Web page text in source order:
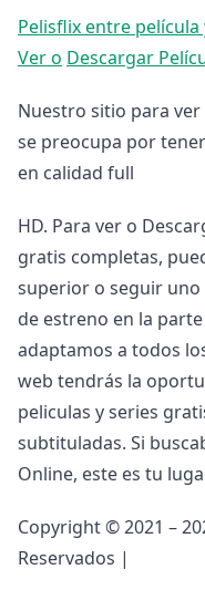
Pelisflix entre
Ver o Descargar
Nuestro sitio para
se preocupa por
en calidad full
HD. Para ver o
gratis completas,
superior o seguir uno
de estreno en la
adaptamos a todos
web tendrás la
peliculas y series
subtituladas. Si
Online, este es tu
Copyright © 2021 –
Reservados |